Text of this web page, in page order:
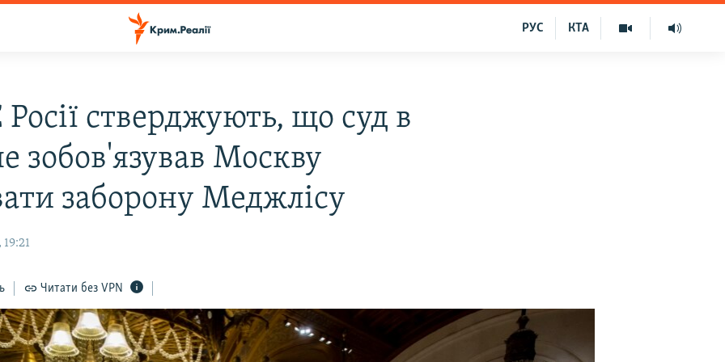
КТА
РУС
стверджують, що суд в
зобов'язував Москву
заборону Меджлісу
Читати без VPN